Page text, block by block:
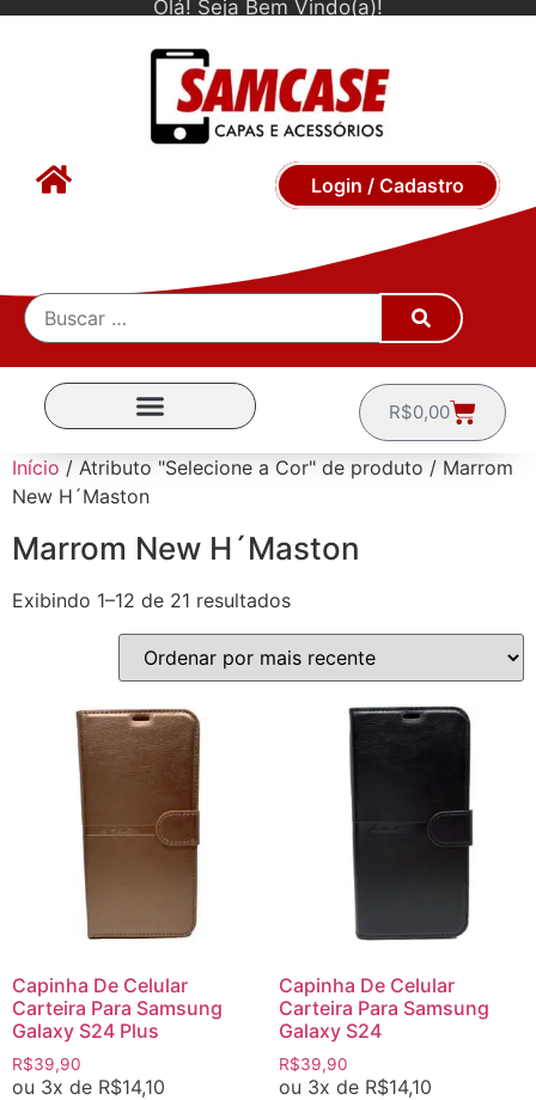
Olá! Seja Bem Vindo(a)!
Login / Cadastro
R$0,00
Início / Atributo "Selecione a Cor" de produto / Marrom
New H´Maston
Marrom New H´Maston
Exibindo 1–12 de 21 resultados
Capinha De Celular
Carteira Para Samsung
Galaxy S24 Plus
R$39,90
ou 3x de R$14,10
Capinha De Celular
Carteira Para Samsung
Galaxy S24
R$39,90
ou 3x de R$14,10